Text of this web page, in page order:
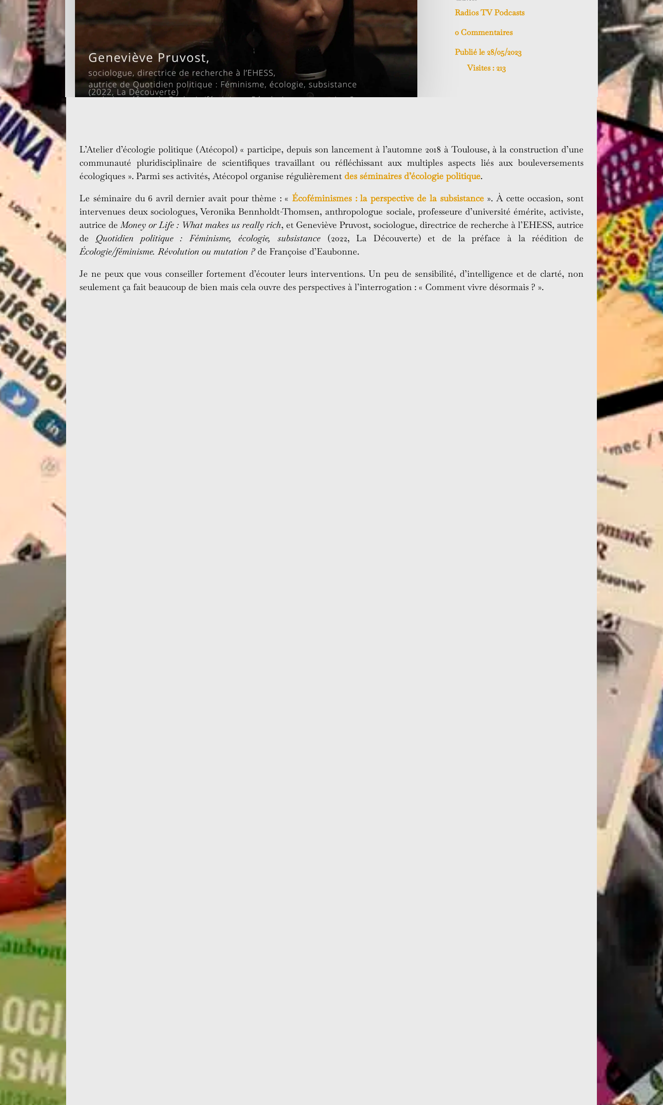
Radios TV Podcasts
0 Commentaires
Publié le 28/05/2023
Visites :213
L’Atelier d’écologie politique (Atécopol) « participe, depuis son lancement à l’automne 2018 à Toulouse, à la construction d’une
communauté pluridisciplinaire de scientifiques travaillant ou réfléchissant aux multiples aspects liés aux bouleversements
écologiques ». Parmi ses activités, Atécopol organise régulièrementdes séminaires d’écologie politique.
Le séminaire du 6 avril dernier avait pour thème : « Écoféminismes : la perspective de la subsistance». À cette occasion, sont
intervenues deux sociologues, Veronika Bennholdt-Thomsen, anthropologue sociale, professeure d’université émérite, activiste,
autrice deMoney or Life : What makes us really rich, et Geneviève Pruvost, sociologue, directrice de recherche à l’EHESS, autrice
de Quotidien politique : Féminisme, écologie, subsistance(2022, La Découverte) et de la préface à la réédition de
Écologie/féminisme. Révolution ou mutation ?de Françoise d’Eaubonne.
Je ne peux que vous conseiller fortement d’écouter leurs interventions. Un peu de sensibilité, d’intelligence et de clarté, non
seulement ça fait beaucoup de bien mais cela ouvre des perspectives à l’interrogation : « Comment vivre désormais ? ».